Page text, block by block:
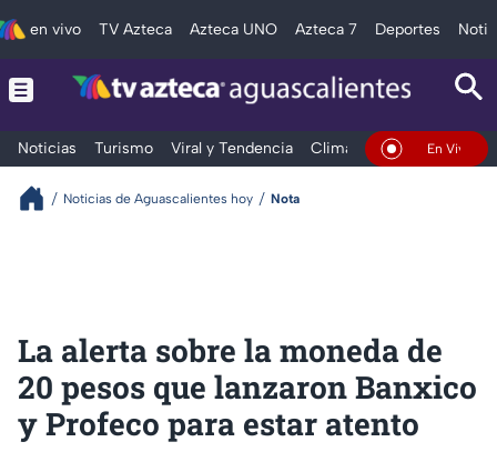
en vivo TV Azteca Azteca UNO Azteca 7 Deportes
Noticias Turismo Viral y Tendencia Clima DeportesEn Vivo
Noticias de Aguascalientes hoy Nota
La alerta sobre la moneda de
20 pesos que lanzaron Banxico
y Profeco para estar atento